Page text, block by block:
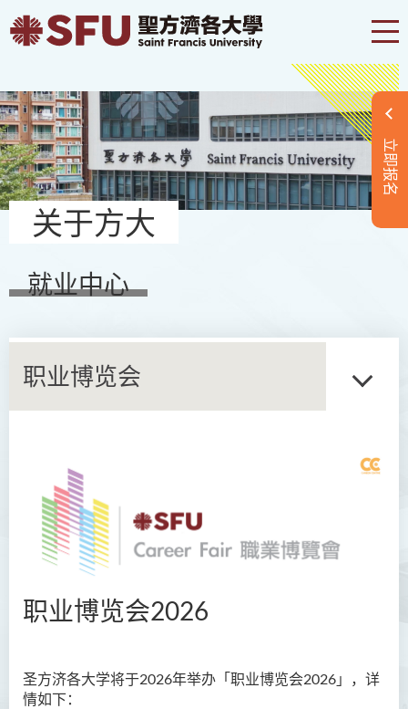
立即报名
关于方大
就业中心
职业博览会
职业博览会2026
圣方济各大学将于2026年举办「职业博览会2026」，详
情如下：
就业培训
职业博览会